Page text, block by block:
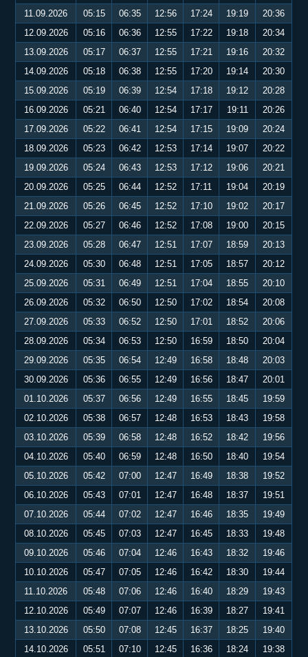
11.09.2026
05:15 06:35 12:56 17:24 19:19
20:36
12.09.2026
05:16 06:36 12:55 17:22 19:18
20:34
13.09.2026
05:17 06:37 12:55 17:21 19:16
20:32
14.09.2026
05:18 06:38 12:55 17:20 19:14
20:30
15.09.2026
05:19 06:39 12:54 17:18 19:12
20:28
16.09.2026
05:21 06:40 12:54 17:17 19:11
20:26
17.09.2026
05:22 06:41 12:54 17:15 19:09
20:24
18.09.2026
05:23 06:42 12:53 17:14 19:07
20:22
19.09.2026
05:24 06:43 12:53 17:12 19:06
20:21
20.09.2026
05:25 06:44 12:52 17:11 19:04
20:19
21.09.2026
05:26 06:45 12:52 17:10 19:02
20:17
22.09.2026
05:27 06:46 12:52 17:08 19:00
20:15
23.09.2026
05:28 06:47 12:51 17:07 18:59
20:13
24.09.2026
05:30 06:48 12:51 17:05 18:57
20:12
25.09.2026
05:31 06:49 12:51 17:04 18:55
20:10
26.09.2026
05:32 06:50 12:50 17:02 18:54
20:08
27.09.2026
05:33 06:52 12:50 17:01 18:52
20:06
28.09.2026
05:34 06:53 12:50 16:59 18:50
20:04
29.09.2026
05:35 06:54 12:49 16:58 18:48
20:03
30.09.2026
05:36 06:55 12:49 16:56 18:47
20:01
01.10.2026
05:37 06:56 12:49 16:55 18:45
19:59
02.10.2026
05:38 06:57 12:48 16:53 18:43
19:58
03.10.2026
05:39 06:58 12:48 16:52 18:42
19:56
04.10.2026
05:40 06:59 12:48 16:50 18:40
19:54
05.10.2026
05:42 07:00 12:47 16:49 18:38
19:52
06.10.2026
05:43 07:01 12:47 16:48 18:37
19:51
07.10.2026
05:44 07:02 12:47 16:46 18:35
19:49
08.10.2026
05:45 07:03 12:47 16:45 18:33
19:48
09.10.2026
05:46 07:04 12:46 16:43 18:32
19:46
10.10.2026
05:47 07:05 12:46 16:42 18:30
19:44
11.10.2026
05:48 07:06 12:46 16:40 18:29
19:43
12.10.2026
05:49 07:07 12:46 16:39 18:27
19:41
13.10.2026
05:50 07:08 12:45 16:37 18:25
19:40
14.10.2026
05:51 07:10 12:45 16:36 18:24
19:38